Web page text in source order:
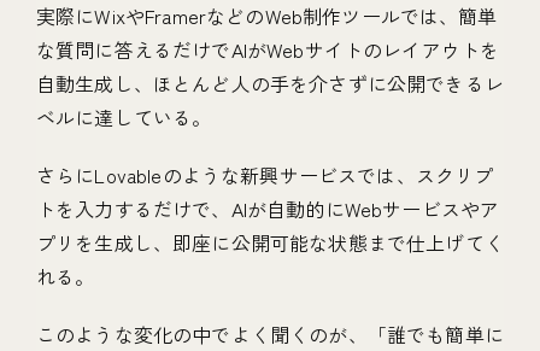
実際にWixやFramerなどのWeb制作ツールでは、簡単
な質問に答えるだけでAIがWebサイトのレイアウトを
自動生成し、ほとんど人の手を介さずに公開できるレ
ベルに達している。
さらにLovableのような新興サービスでは、スクリプ
トを入力するだけで、AIが自動的にWebサービスやア
プリを生成し、即座に公開可能な状態まで仕上げてく
れる。
このような変化の中でよく聞くのが、「誰でも簡単に